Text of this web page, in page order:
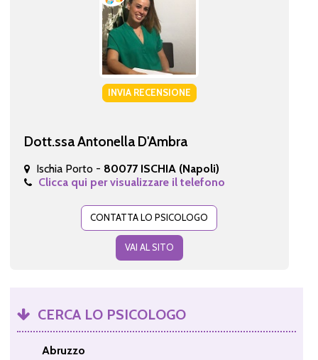
INVIA RECENSIONE
Dott.ssa Antonella D'Ambra
Ischia Porto - 80077 ISCHIA (Napoli)
Clicca qui per visualizzare il telefono
CONTATTA LO PSICOLOGO
VAI AL SITO
CERCA LO PSICOLOGO
Abruzzo